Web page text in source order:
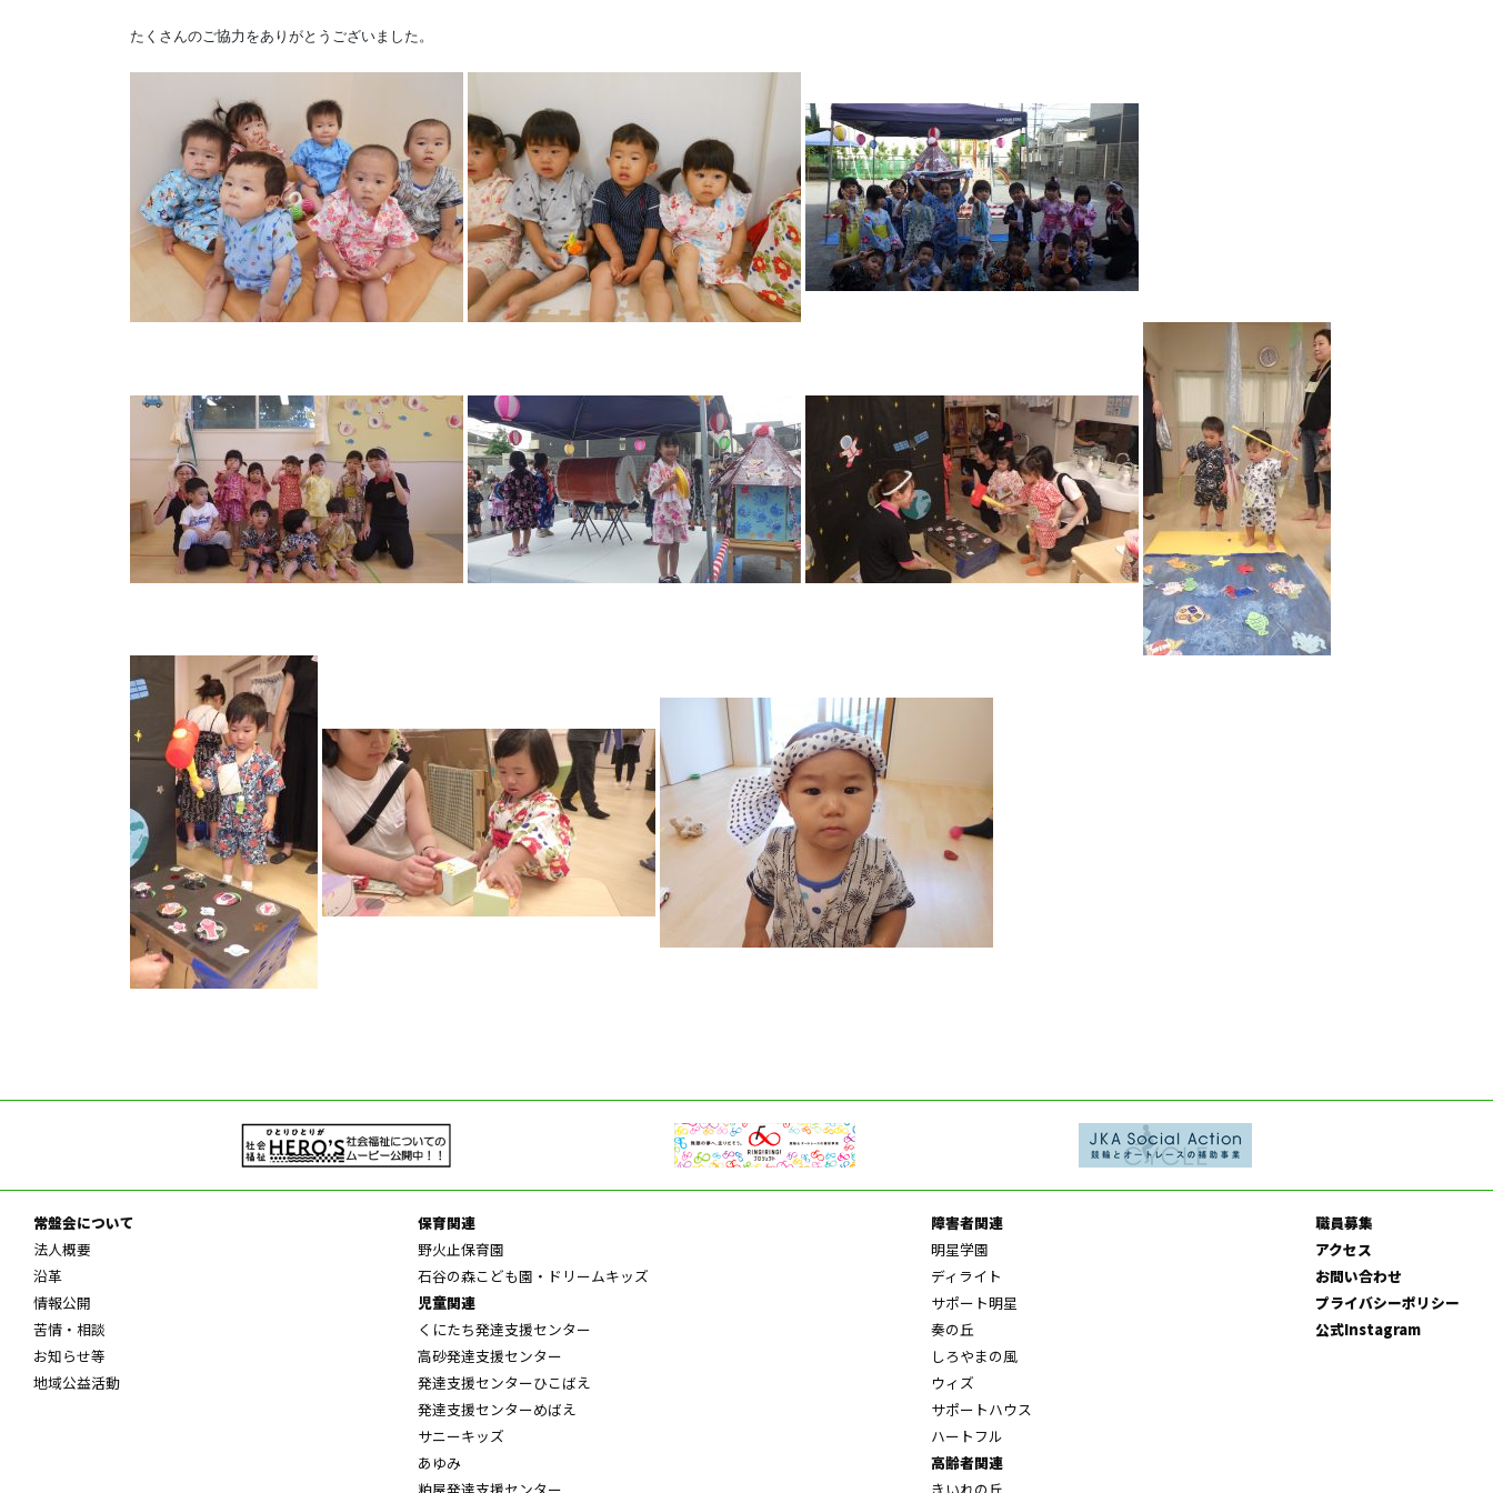
たくさんのご協力をありがとうございました。
常盤会について
法人概要
沿革
情報公開
苦情・相談
お知らせ等
地域公益活動
保育関連
野火止保育園
石谷の森こども園・ドリームキッズ
児童関連
くにたち発達支援センター
高砂発達支援センター
発達支援センターひこばえ
発達支援センターめばえ
サニーキッズ
あゆみ
障害者関連
明星学園
ディライト
サポート明星
奏の丘
しろやまの風
ウィズ
サポートハウス
ハートフル
高齢者関連
職員募集
アクセス
お問い合わせ
プライバシーポリシー
公式Instagram